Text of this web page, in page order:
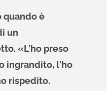
quando è
un
«L'ho preso
ingrandito, l'ho
rispedito.